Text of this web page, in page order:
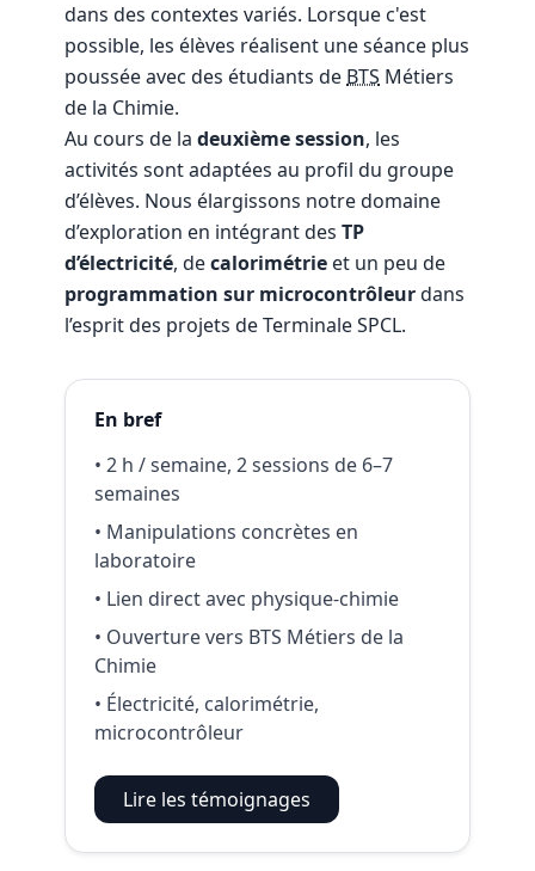
dans des contextes variés. Lorsque c'est
possible, les élèves réalisent une séance plus
poussée avec des étudiants de BTS Métiers
de la Chimie.
Au cours de la deuxième session, les
activités sont adaptées au profil du groupe
d’élèves. Nous élargissons notre domaine
d’exploration en intégrant des TP
d’électricité, decalorimétrie et un peu de
programmation sur microcontrôleurdans
l’esprit des projets de Terminale SPCL.
En bref
• 2 h / semaine, 2 sessions de 6–7
semaines
• Manipulations concrètes en
laboratoire
• Lien direct avec physique‑chimie
• Ouverture vers BTS Métiers de la
Chimie
• Électricité, calorimétrie,
microcontrôleur
Lire les témoignages